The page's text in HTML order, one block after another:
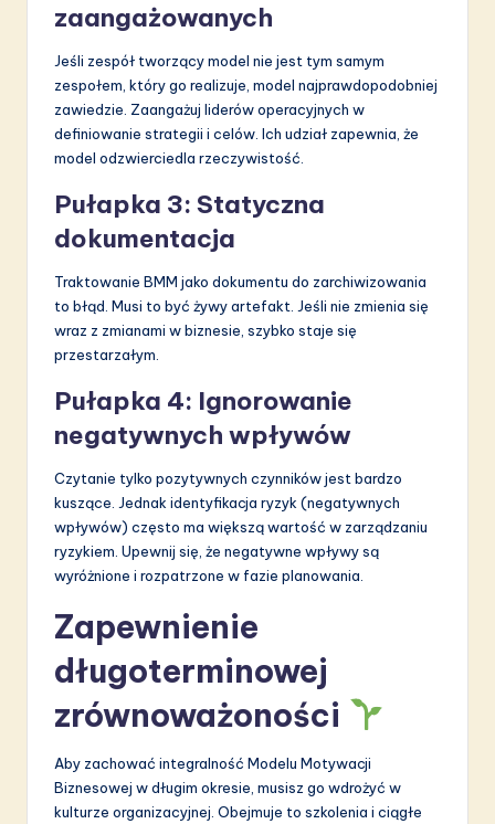
zaangażowanych
Jeśli zespół tworzący model nie jest tym samym
zespołem, który go realizuje, model najprawdopodobniej
zawiedzie. Zaangażuj liderów operacyjnych w
definiowanie strategii i celów. Ich udział zapewnia, że
model odzwierciedla rzeczywistość.
Pułapka 3: Statyczna
dokumentacja
Traktowanie BMM jako dokumentu do zarchiwizowania
to błąd. Musi to być żywy artefakt. Jeśli nie zmienia się
wraz z zmianami w biznesie, szybko staje się
przestarzałym.
Pułapka 4: Ignorowanie
negatywnych wpływów
Czytanie tylko pozytywnych czynników jest bardzo
kuszące. Jednak identyfikacja ryzyk (negatywnych
wpływów) często ma większą wartość w zarządzaniu
ryzykiem. Upewnij się, że negatywne wpływy są
wyróżnione i rozpatrzone w fazie planowania.
Zapewnienie
długoterminowej
zrównoważoności
Aby zachować integralność Modelu Motywacji
Biznesowej w długim okresie, musisz go wdrożyć w
kulturze organizacyjnej. Obejmuje to szkolenia i ciągłe